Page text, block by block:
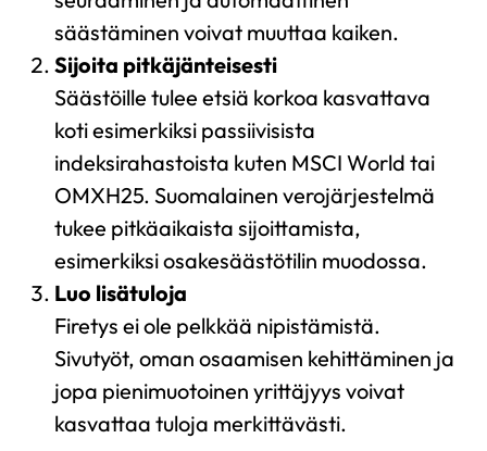
säästäminen voivat muuttaa kaiken.
Sijoita pitkäjänteisesti
Säästöille tulee etsiä korkoa kasvattava
koti esimerkiksi passiivisista
indeksirahastoista kuten MSCI World tai
OMXH25. Suomalainen verojärjestelmä
tukee pitkäaikaista sijoittamista,
esimerkiksi osakesäästötilin muodossa.
Luo lisätuloja
Firetys ei ole pelkkää nipistämistä.
Sivutyöt, oman osaamisen kehittäminen ja
jopa pienimuotoinen yrittäjyys voivat
kasvattaa tuloja merkittävästi.